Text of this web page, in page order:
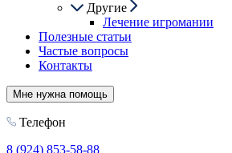
Другие
Лечение игромании
Полезные статьи
Частые вопросы
Контакты
Мне нужна помощь
Телефон
8 (924) 853-58-88